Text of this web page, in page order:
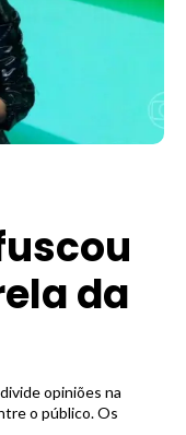
da
opiniões na
o público. Os